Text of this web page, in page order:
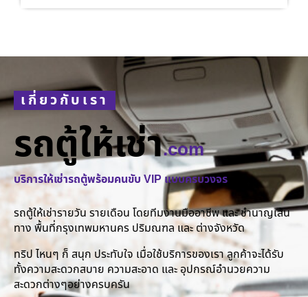
เกี่ยวกับเรา
รถตู้ให้เช่า.com
บริการให้เช่ารถตู้พร้อมคนขับ VIP แบบครบวงจร
รถตู้ให้เช่ารายวัน รายเดือน โดยทีมงานมืออาชีพ และ ชำนาญเส้น
ทาง พื้นที่กรุงเทพมหานคร ปริมณฑล และ ต่างจังหวัด
ทริป ไหนๆ ก็ สนุก ประทับใจ เมื่อใช้บริการของเรา ลูกค้าจะได้รับ
ทั้งความสะดวกสบาย ความสะอาด และ อุปกรณ์อำนวยความ
สะดวกต่างๆอย่างครบครัน